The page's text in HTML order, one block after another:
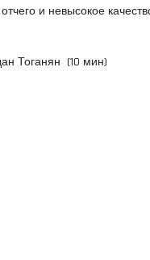
и невысокое
Тоганян (10 мин)